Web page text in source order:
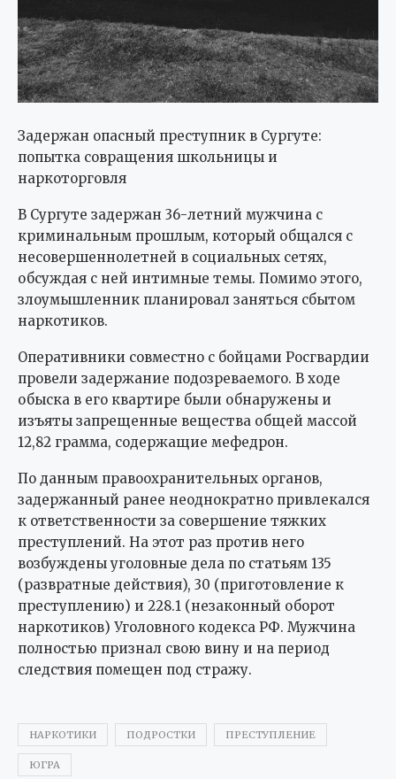
Задержан опасный преступник в Сургуте:
попытка совращения школьницы и
наркоторговля
В Сургуте задержан 36-летний мужчина с
криминальным прошлым, который общался с
несовершеннолетней в социальных сетях,
обсуждая с ней интимные темы. Помимо этого,
злоумышленник планировал заняться сбытом
наркотиков.
Оперативники совместно с бойцами Росгвардии
провели задержание подозреваемого. В ходе
обыска в его квартире были обнаружены и
изъяты запрещенные вещества общей массой
12,82 грамма, содержащие мефедрон.
По данным правоохранительных органов,
задержанный ранее неоднократно привлекался
к ответственности за совершение тяжких
преступлений. На этот раз против него
возбуждены уголовные дела по статьям 135
(развратные действия), 30 (приготовление к
преступлению) и 228.1 (незаконный оборот
наркотиков) Уголовного кодекса РФ. Мужчина
полностью признал свою вину и на период
следствия помещен под стражу.
НАРКОТИКИ ПОДРОСТКИ ПРЕСТУПЛЕНИЕ
ЮГРА